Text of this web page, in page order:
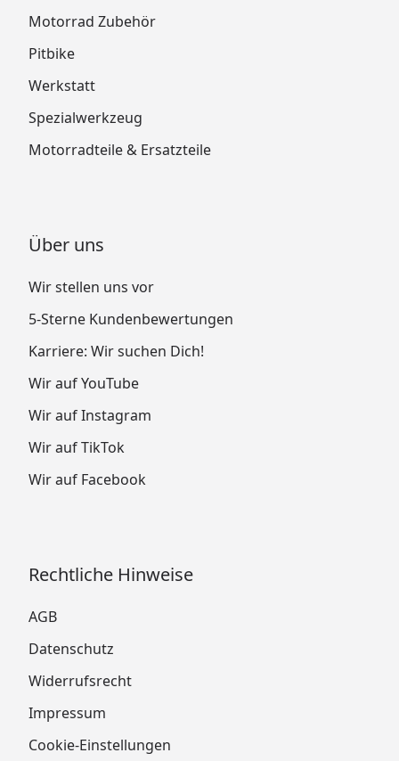
Motorrad Zubehör
Pitbike
Werkstatt
Spezialwerkzeug
Motorradteile & Ersatzteile
Über uns
Wir stellen uns vor
5-Sterne Kundenbewertungen
Karriere: Wir suchen Dich!
Wir auf YouTube
Wir auf Instagram
Wir auf TikTok
Wir auf Facebook
Rechtliche Hinweise
AGB
Datenschutz
Widerrufsrecht
Impressum
Cookie-Einstellungen